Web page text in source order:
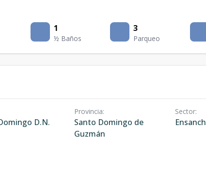
1
½ Baños
3
Parqueo
D.N.
Provincia:
Santo Domingo de
Guzmán
Sector: